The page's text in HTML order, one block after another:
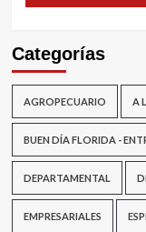
Categorías
AGROPECUARIO A
BUEN DÍA FLORIDA -
DEPARTAMENTAL
EMPRESARIALES